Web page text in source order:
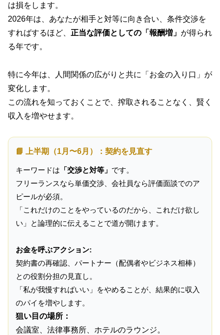
は損をします。
2026年は、あなたが相手と対等に向き合い、条件交渉を
すればするほど、 正当な評価としての「報酬増」 が得られ
る年です。
特に今年は、人間関係の広がりと共に「お金の入り口」が
変化します。
この流れを知っておくことで、搾取されることなく、賢く
収入を増やせます。
📘 上半期（1月〜6月）：契約を見直す
キーワードは 「交渉と対等」 です。
フリーランスなら単価交渉、会社員なら評価面談でのア
ピールが必須。
「これだけのことをやっているのだから、これだけ欲し
い」と論理的に伝えることで道が開けます。
お金を呼ぶアクション:
契約書の再確認、パートナー（配偶者やビジネス相棒）
との役割分担の見直し。
「私が我慢すればいい」をやめることが、結果的に収入
のパイを増やします。
狙い目の場所：
会議室、法律事務所、ホテルのラウンジ。